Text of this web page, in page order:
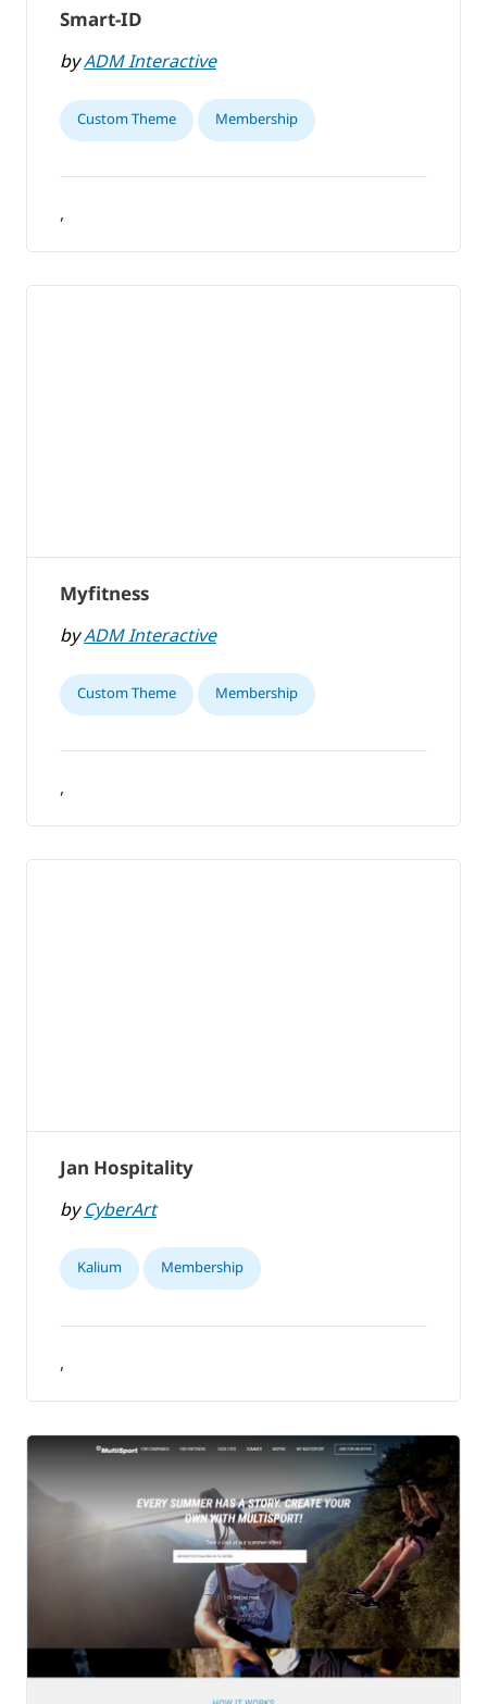
Smart-ID
byADM Interactive
Custom Theme Membership
,
Myfitness
byADM Interactive
Custom Theme Membership
,
Jan Hospitality
byCyberArt
Kalium Membership
,